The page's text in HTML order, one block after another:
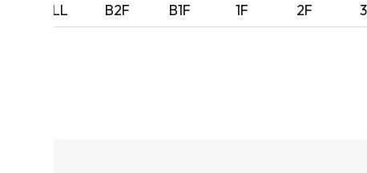
ALL B2F B1F 1F 2F